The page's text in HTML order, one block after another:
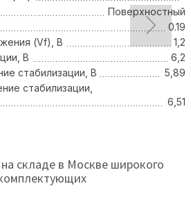
Поверхностный
0.19
(Vf), В
1,2
В
6,2
стабилизации, В
5,89
стабилизации,
6,51
складе в Москве широкого